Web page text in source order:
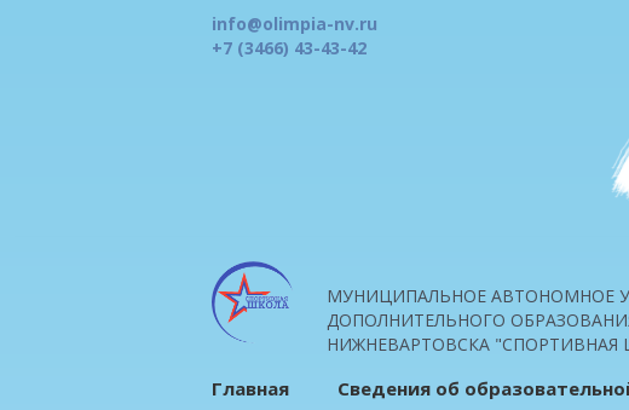
info@olimpia-nv.ru
+7 (3466) 43-43-42
МУНИЦИПАЛЬНОЕ АВТОНОМНОЕ
ДОПОЛНИТЕЛЬНОГО
НИЖНЕВАРТОВСКА "СПОРТИВНАЯ
Главная Сведения об